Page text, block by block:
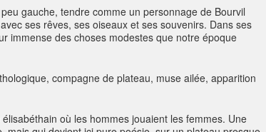
gauche, tendre comme un personnage de Bourvil
ses rêves, ses oiseaux et ses souvenirs. Dans ses
immense des choses modestes que notre époque
compagne de plateau, muse ailée, apparition
où les hommes jouaient les femmes. Une